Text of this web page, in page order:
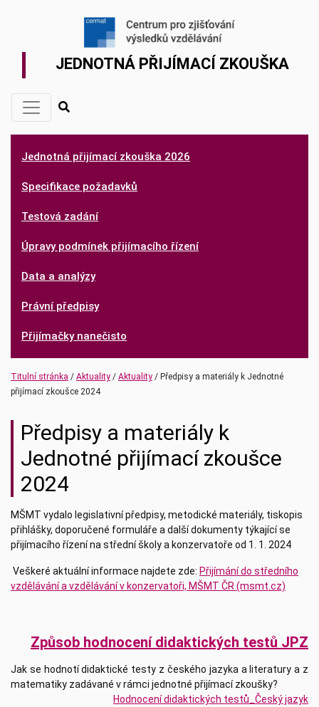
JEDNOTNÁ PŘIJÍMACÍ ZKOUŠKA
Jednotná přijímací zkouška 2026
Specifikace požadavků
Testová zadání
Úpravy podmínek přijímacího řízení
Data a analýzy
Právní předpisy
Přijímačky nanečisto
Titulní stránka Aktuality(current)
Aktuality(current)
Předpisy a materiály k Jednotné
přijímací zkoušce 2024
Předpisy a materiály k
Jednotné přijímací zkoušce
2024
MŠMT vydalo legislativní předpisy, metodické materiály, tiskopis
přihlášky, doporučené formuláře a další dokumenty týkající se
přijímacího řízení na střední školy a konzervatoře od 1. 1. 2024
Veškeré aktuální informace najdete zde: Přijímání do středního
vzdělávání a vzdělávání v konzervatoři, MŠMT ČR (msmt.cz)
Způsob hodnocení didaktických testů JPZ
Jak se hodnotí didaktické testy z českého jazyka a literatury a z
matematiky zadávané v rámci jednotné přijímací zkoušky?
Hodnocení didaktických testů_Český jazyk